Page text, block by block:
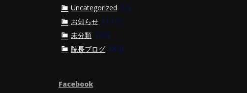
Uncategorized (2)
お知らせ (112)
未分類 (39)
院長ブログ (83)
Facebook